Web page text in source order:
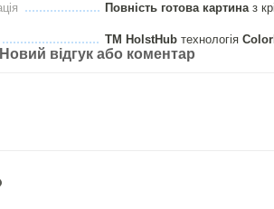
Повність готова картиназ
ТМ HolstHubтехнологія
Новий відгук або коментар